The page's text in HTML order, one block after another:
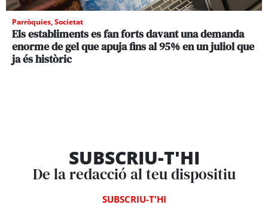
Parròquies,Societat
Els establiments es fan forts davant una demanda
enorme de gel que apuja fins al 95% en un juliol que
ja és històric
SUBSCRIU-T'HI
De la redacció al teu dispositiu
SUBSCRIU-T'HI